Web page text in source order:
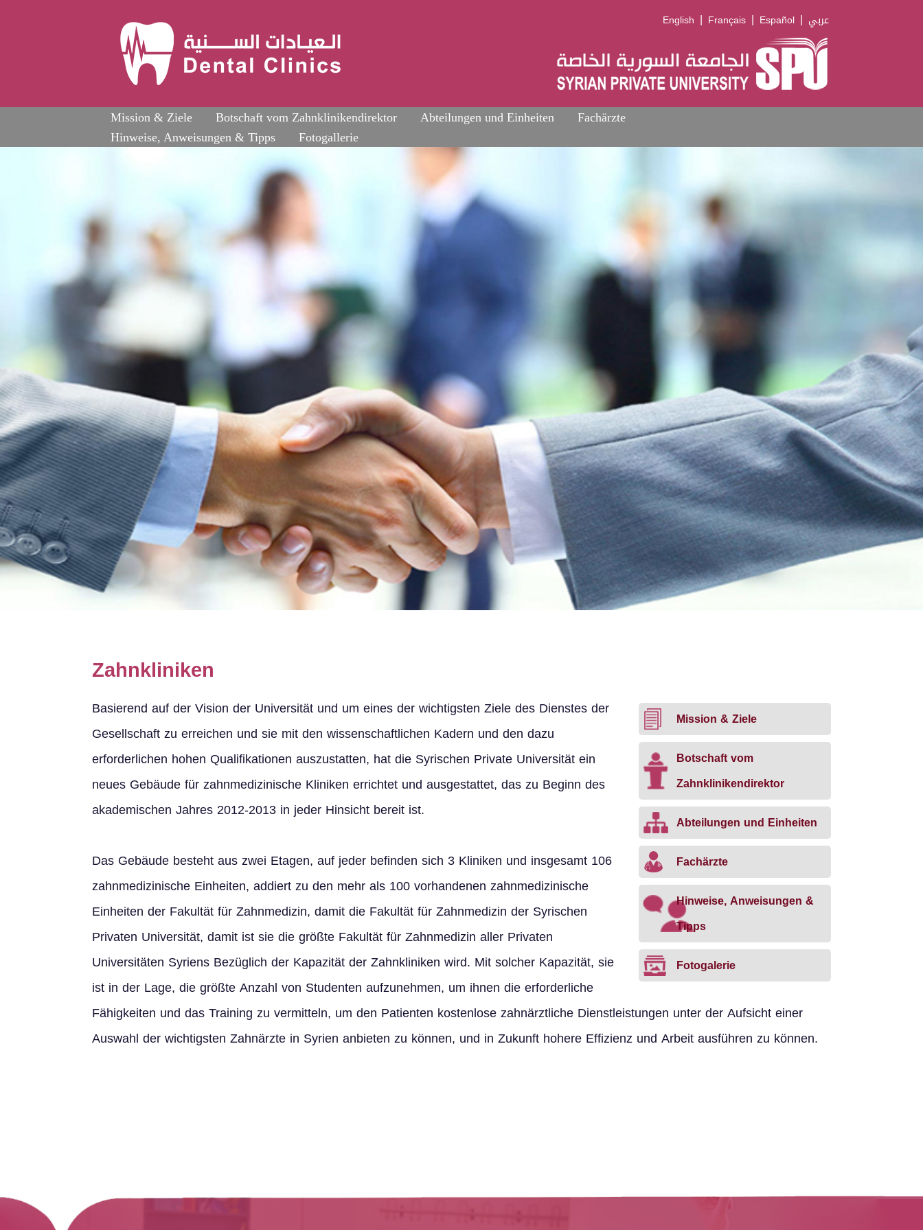
English | Français | Español | عربي
Mission & Ziele Botschaft vom Zahnklinikendirektor Abteilungen und Einheiten
Fachärzte
Hinweise, Anweisungen & Tipps
Fotogallerie
Zahnkliniken
Mission & Ziele
Botschaft vom
Zahnklinikendirektor
Abteilungen und Einheiten
Fachärzte
Hinweise, Anweisungen &
Tipps
Fotogalerie
Basierend auf der Vision der Universität und um eines der wichtigsten Ziele des Dienstes der
Gesellschaft zu erreichen und sie mit den wissenschaftlichen Kadern und den dazu
erforderlichen hohen Qualifikationen auszustatten, hat die Syrischen Private Universität ein
neues Gebäude für zahnmedizinische Kliniken errichtet und ausgestattet, das zu Beginn des
akademischen Jahres 2012-2013 in jeder Hinsicht bereit ist.
Das Gebäude besteht aus zwei Etagen, auf jeder befinden sich 3 Kliniken und insgesamt 106
zahnmedizinische Einheiten, addiert zu den mehr als 100 vorhandenen zahnmedizinische
Einheiten der Fakultät für Zahnmedizin, damit die Fakultät für Zahnmedizin der Syrischen
Privaten Universität, damit ist sie die größte Fakultät für Zahnmedizin aller Privaten
Universitäten Syriens Bezüglich der Kapazität der Zahnkliniken wird. Mit solcher Kapazität, sie
ist in der Lage, die größte Anzahl von Studenten aufzunehmen, um ihnen die erforderliche
Fähigkeiten und das Training zu vermitteln, um den Patienten kostenlose zahnärztliche Dienstleistungen unter der Aufsicht einer
Auswahl der wichtigsten Zahnärzte in Syrien anbieten zu können, und in Zukunft hohere Effizienz und Arbeit ausführen zu können.